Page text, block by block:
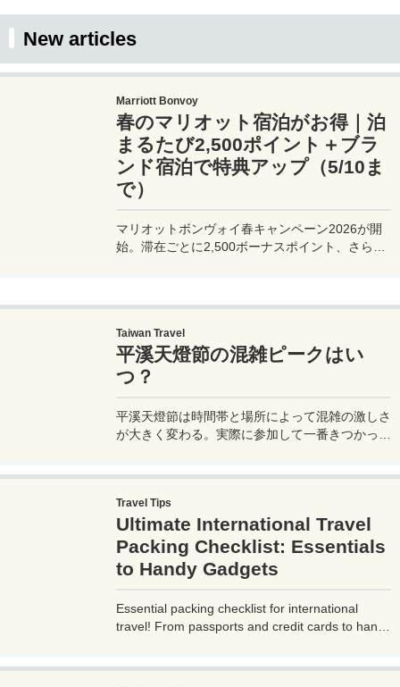
traveling.
New articles
Marriott Bonvoy
春のマリオット宿泊がお得｜泊
まるたび2,500ポイント＋ブラ
ンド宿泊で特典アップ（5/10ま
で）
マリオットボンヴォイ春キャンペーン2026が開
始。滞在ごとに2,500ボーナスポイント、さらに
Taiwan Travel
平溪天燈節の混雑ピークはい
つ？
平溪天燈節は時間帯と場所によって混雑の激しさ
が大きく変わる。実際に参加して一番きつかった
Travel Tips
Ultimate International Travel
Packing Checklist: Essentials
to Handy Gadgets
Essential packing checklist for international
travel! From passports and credit cards to handy